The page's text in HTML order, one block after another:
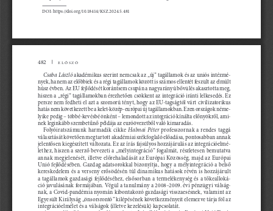
dOi: https://doi.org/10.18414/Ksz.2024.5.481
Előszó
482
Csaba László akadémikus szerint nemcsak az „új” tagállamok és az uniós intézmé
nyek, hanem az előbbiek és a régi tagállamok között is számos ellentét feszült az elmúlt
húsz évben. az eu fejlődését korántsem csupán a nagyarányú bővülés akasztotta meg,
hiszen a „régi” tagállamokban érezhetően csökkent az integráció iránti lelkesedés. ez
persze nem fedheti el azt a szomorú tényt, hogy az eu-tagságtól várt civilizatorikus
hatás nem következett be a kelet-közép-európai új tagállamokban. ezen országok néme
lyike pedig – többé-kevésbé önként – lemondott az integráció kínálta előnyökről, ami
nek leginkább szembetűnő példája az euróövezetből való kimaradás.
folyóiratszámunk harmadik cikke Halmai Péter professzornak a rendes taggá
választását követően megtartott akadémiai székfoglaló előadása, pontosabban annak
jelentősen kiegészített változata. ez az írás fajsúlyos hozzájárulás az integrációelmé
lethez, hiszen a szerző bevezeti a „mélyintegráció” fogalmát, részletesen bemutatva
annak megjelenését, illetve előrehaladását az európai Közösség, majd az európai
unió fejlődésében. gazdag adatsorokkal bizonyítja, hogy a mélyintegráció a belső
kereskedelem és a verseny erősödésén túl dinamikus hatások révén is hozzájárult
a tagállamok gazdasági fejlődéséhez, elsősorban a termelékenység és a tőkealloká
ció javulásának formájában. végül a tanulmány a 2008–2009. évi pénzügyi válság-
nak, a Covid-pandémia nyomán kibontakozó gazdasági visszaesésnek, valamint az
egyesült Királyság „önsorsrontó” kilépésének következményeit elemezve tárja föl az
integrációelmélet és a válságok (illetve kezelésük) kapcsolatát.